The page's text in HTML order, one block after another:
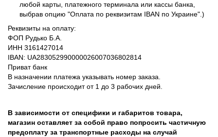
любой карты, платежного терминала или кассы банка,
выбрав опцию "Оплата по реквизитам IBAN по Украине".)
Реквизиты на оплату:
ФОП Рудько Б.А.
ИНН 3161427014
IBAN: UA283052990000026007036802814
Приват банк
В назначении платежа указывать номер заказа.
Зачисление происходит от 1 до 3 рабочих дней.
В зависимости от специфики и габаритов товара,
магазин оставляет за собой право попросить частичную
предоплату за транспортные расходы на случай